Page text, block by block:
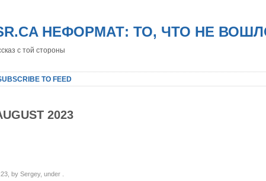
НЕФОРМАТ: ТО, ЧТО НЕ
с той стороны
TO FEED
2023
by Sergey, under